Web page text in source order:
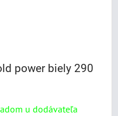
power biely 290
u dodávateľa